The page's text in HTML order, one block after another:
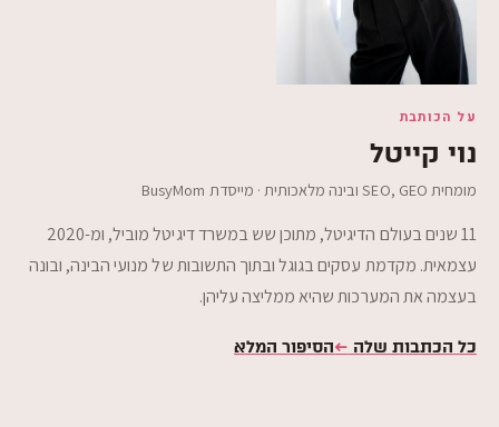
על הכותבת
נוי קייטל
מומחית SEO,‎ GEO ובינה מלאכותית · מייסדת BusyMom
11 שנים בעולם הדיגיטל, מתוכן שש במשרד דיגיטל מוביל, ומ-2020
עצמאית. מקדמת עסקים בגוגל ובתוך התשובות של מנועי הבינה, ובונה
בעצמה את המערכות שהיא ממליצה עליהן.
כל הכתבות שלה ←הסיפור המלא